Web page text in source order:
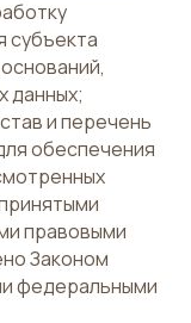
субъекта
данных;
и перечень
обеспечения
правовыми
Законом
федеральными